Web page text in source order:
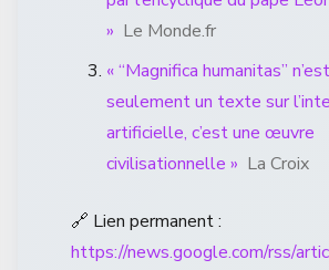
» Le Monde.fr
« “Magnifica humanitas”
seulement un texte sur
artificielle, c’est une œuvre
civilisationnelle » La Croix
🔗 Lien permanent :
https://news.google.com/rss/